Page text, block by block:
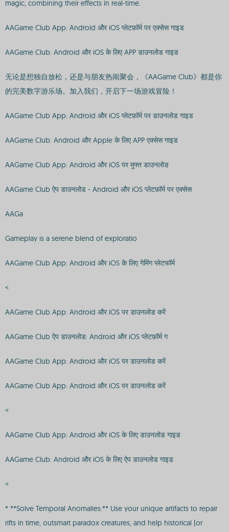
magic, combining their effects in real-time.
AAGame Club App: Android और iOS प्लेटफ़ॉर्म पर एक्सेस गाइड
AAGame Club: Android और iOS के लिए APP डाउनलोड गाइड
无论是想独自放松，还是与朋友热闹聚会，《AAGame Club》都是你
的完美数字游乐场。加入我们，开启下一场游戏冒险！
AAGame Club App: Android और iOS प्लेटफ़ॉर्म पर डाउनलोड गाइड
AAGame Club: Android और Apple के लिए APP एक्सेस गाइड
AAGame Club App: Android और iOS पर मुफ्त डाउनलोड
AAGame Club ऐप डाउनलोड - Android और iOS प्लेटफ़ॉर्म पर एक्सेस
AAGa
Gameplay is a serene blend of exploratio
AAGame Club App: Android और iOS के लिए गेमिंग प्लेटफॉर्म
<
AAGame Club App: Android और iOS पर डाउनलोड करें
AAGame Club ऐप डाउनलोड: Android और iOS प्लेटफ़ॉर्म ग
AAGame Club App: Android और iOS पर डाउनलोड करें
AAGame Club App: Android और iOS पर डाउनलोड करें
<
AAGame Club App: Android और iOS के लिए डाउनलोड गाइड
AAGame Club: Android और iOS के लिए ऐप डाउनलोड गाइड
<
* **Solve Temporal Anomalies:** Use your unique artifacts to repair
rifts in time, outsmart paradox creatures, and help historical (or